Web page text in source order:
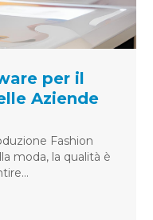
per il
Aziende
Fashion
moda, la qualità è